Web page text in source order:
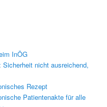
InÖG
Sicherheit nicht ausreichend,
Rezept
Patientenakte für alle